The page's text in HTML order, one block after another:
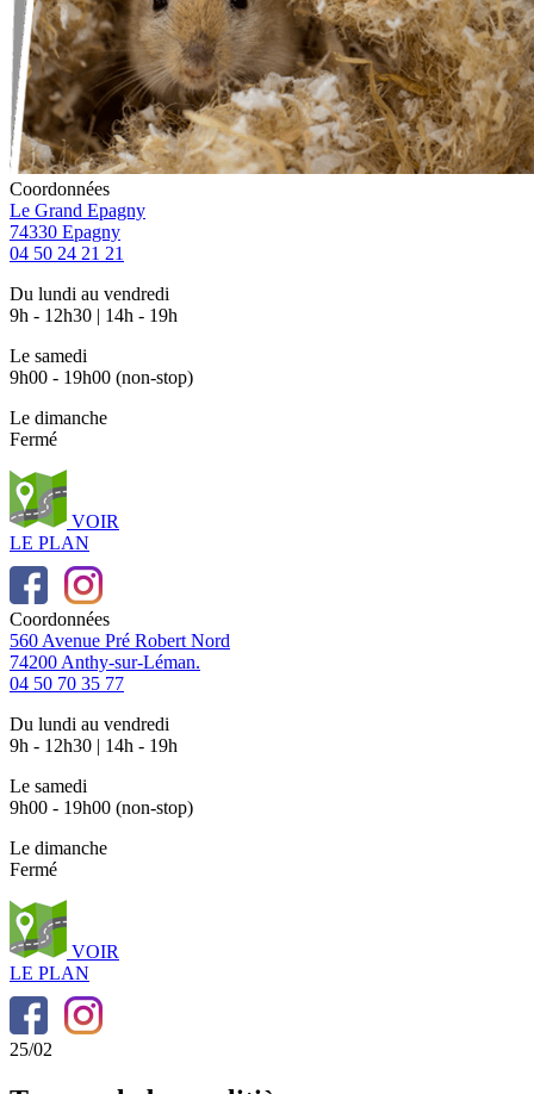
Coordonnées
Le Grand Epagny
74330 Epagny
04 50 24 21 21
Du lundi au vendredi
9h - 12h30 | 14h - 19h
Le samedi
9h00 - 19h00 (non-stop)
Le dimanche
Fermé
VOIR
LE PLAN
Coordonnées
560 Avenue Pré Robert Nord
74200 Anthy-sur-Léman.
04 50 70 35 77
Du lundi au vendredi
9h - 12h30 | 14h - 19h
Le samedi
9h00 - 19h00 (non-stop)
Le dimanche
Fermé
VOIR
LE PLAN
25/02